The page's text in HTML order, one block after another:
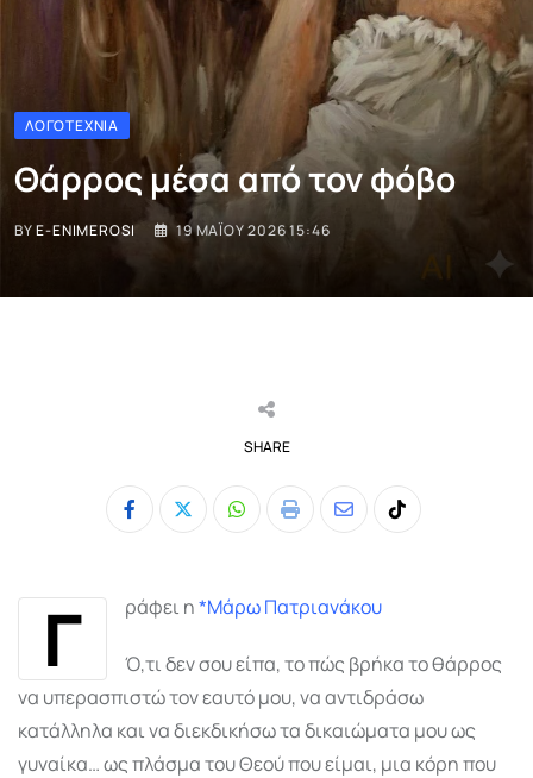
ΛΟΓΟΤΕΧΝΊΑ
Θάρρος μέσα από τον φόβο
BYE-ENIMEROSI 19 ΜΑΪ́ΟΥ 2026 15:46
SHARE
Whatsapp
Print
ShareTiktok
Γ ράφει η*Μάρω Πατριανάκου
Ό,τι δεν σου είπα, το πώς βρήκα το θάρρος
να υπερασπιστώ τον εαυτό μου, να αντιδράσω
κατάλληλα και να διεκδικήσω τα δικαιώματα μου ως
γυναίκα… ως πλάσμα του Θεού που είμαι, μια κόρη που